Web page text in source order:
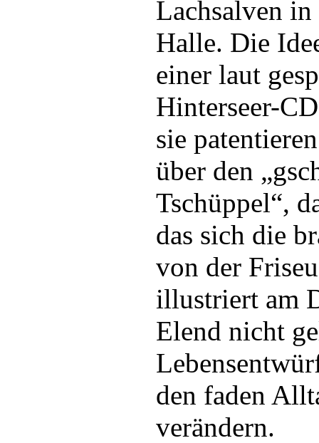
Lachsalven
Halle. Die
einer laut
Hinterseer-
sie
über den
Tschüppel“,
das sich die
von der
illustriert am
Elend nicht
den faden
verändern.